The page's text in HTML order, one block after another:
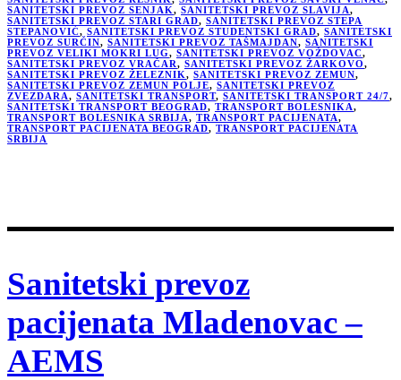
SANITETSKI PREVOZ SENJAK, SANITETSKI PREVOZ SLAVIJA,
SANITETSKI PREVOZ STARI GRAD, SANITETSKI PREVOZ STEPA
STEPANOVIĆ, SANITETSKI PREVOZ STUDENTSKI GRAD, SANITETSKI
PREVOZ SURČIN, SANITETSKI PREVOZ TAŠMAJDAN, SANITETSKI
PREVOZ VELIKI MOKRI LUG, SANITETSKI PREVOZ VOŽDOVAC,
SANITETSKI PREVOZ VRAČAR, SANITETSKI PREVOZ ŽARKOVO,
SANITETSKI PREVOZ ŽELEZNIK, SANITETSKI PREVOZ ZEMUN,
SANITETSKI PREVOZ ZEMUN POLJE, SANITETSKI PREVOZ
ZVEZDARA, SANITETSKI TRANSPORT, SANITETSKI TRANSPORT 24/7,
SANITETSKI TRANSPORT BEOGRAD, TRANSPORT BOLESNIKA,
TRANSPORT BOLESNIKA SRBIJA, TRANSPORT PACIJENATA,
TRANSPORT PACIJENATA BEOGRAD, TRANSPORT PACIJENATA
SRBIJA
Sanitetski prevoz
pacijenata Mladenovac –
AEMS